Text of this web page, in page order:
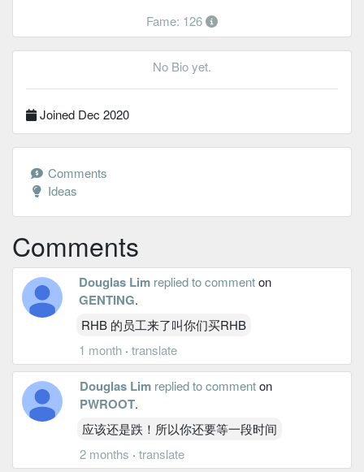
Fame: 126
No Bio yet.
Joined Dec 2020
Comments
Ideas
Comments
Douglas Lim replied to commenton
GENTING.
RHB 的员工来了叫你们买RHB
1 month ·translate
Douglas Lim replied to commenton
PWROOT.
应该还是跌！所以你还要等一段时间
2 months · translate